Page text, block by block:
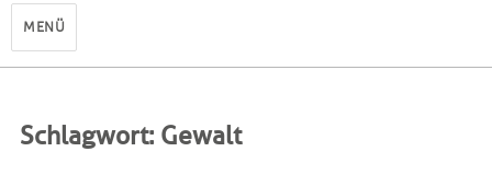
MENÜ
Schlagwort: Gewalt